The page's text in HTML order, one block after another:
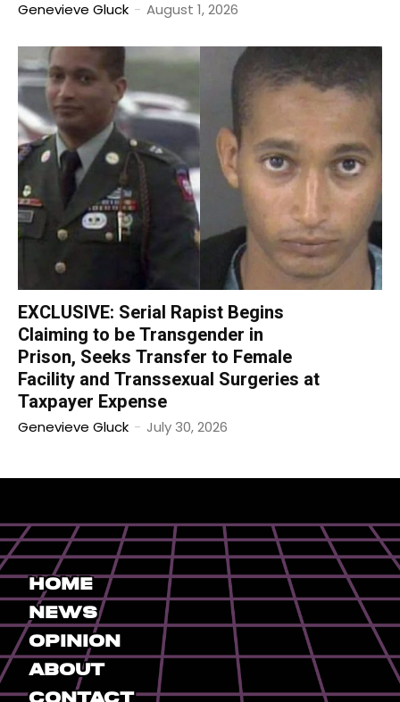
Genevieve Gluck - August 1, 2026
EXCLUSIVE: Serial Rapist Begins
Claiming to be Transgender in
Prison, Seeks Transfer to Female
Facility and Transsexual Surgeries at
Taxpayer Expense
Genevieve Gluck - July 30, 2026
Home
News
Opinion
About